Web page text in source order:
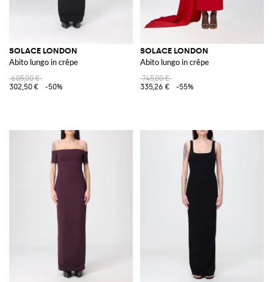
SOLACE LONDON
Abito lungo in crêpe
605,00 €
302,50 €
-50%
SOLACE LONDON
Abito lungo in crêpe
745,00 €
335,26 €
-55%